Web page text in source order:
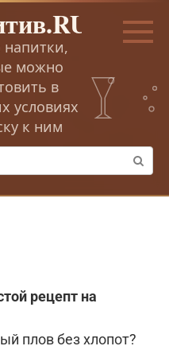
напитки,
можно
в
условиях
к ним
рецепт на
плов без хлопот?